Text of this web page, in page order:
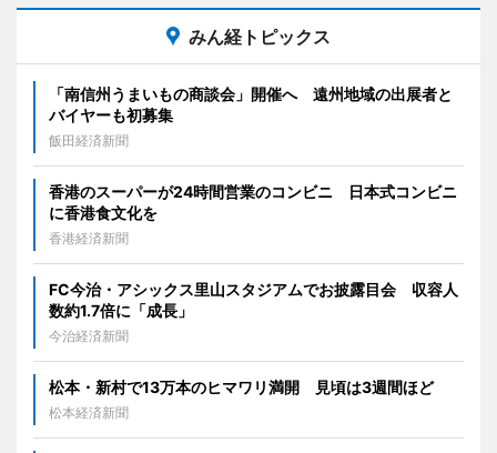
みん経トピックス
「南信州うまいもの商談会」開催へ 遠州地域の出展者と
バイヤーも初募集
飯田経済新聞
香港のスーパーが24時間営業のコンビニ 日本式コンビニ
に香港食文化を
香港経済新聞
FC今治・アシックス里山スタジアムでお披露目会 収容人
数約1.7倍に「成長」
今治経済新聞
松本・新村で13万本のヒマワリ満開 見頃は3週間ほど
松本経済新聞